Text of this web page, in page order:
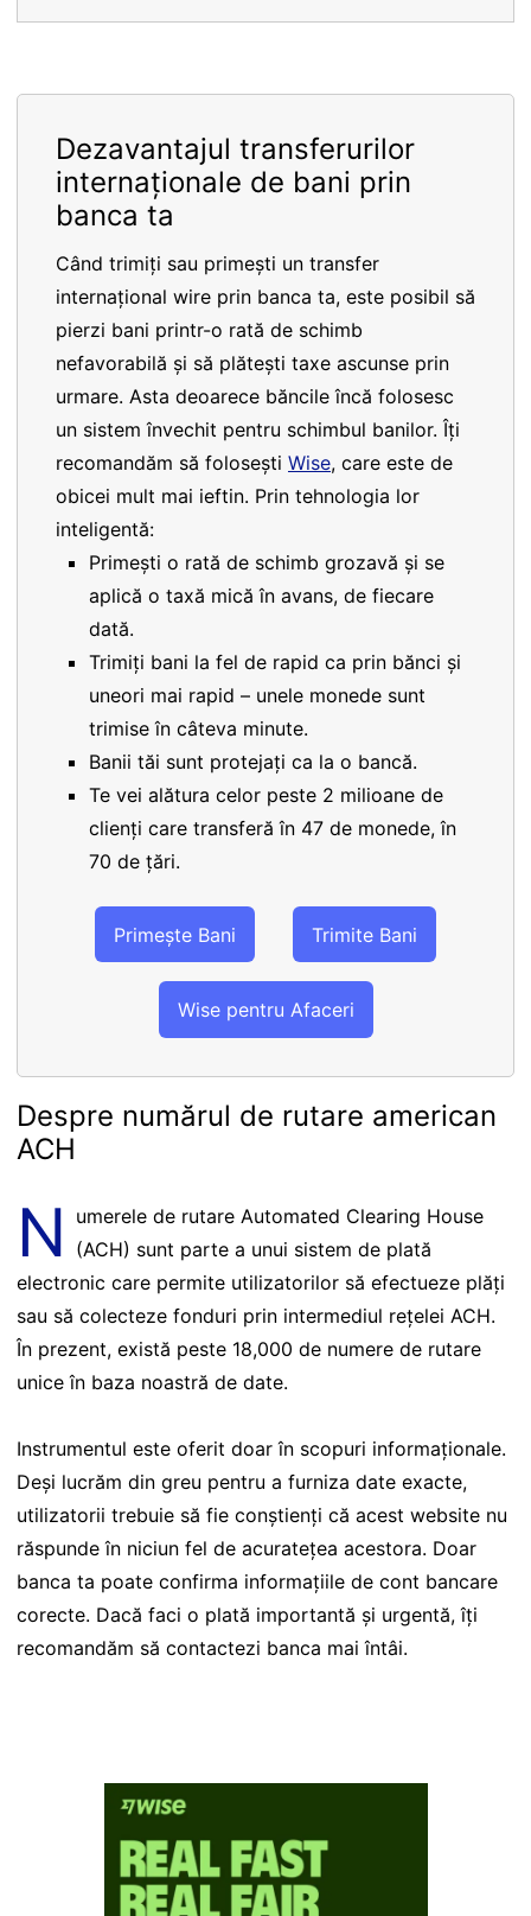
Dezavantajul transferurilor
internaționale de bani prin
banca ta
Când trimiți sau primești un transfer
internațional wire prin banca ta, este posibil să
pierzi bani printr-o rată de schimb
nefavorabilă și să plătești taxe ascunse prin
urmare. Asta deoarece băncile încă folosesc
un sistem învechit pentru schimbul banilor. Îți
recomandăm să folosești Wise, care este de
obicei mult mai ieftin. Prin tehnologia lor
inteligentă:
Primești o rată de schimb grozavă și se
aplică o taxă mică în avans, de fiecare
dată.
Trimiți bani la fel de rapid ca prin bănci și
uneori mai rapid – unele monede sunt
trimise în câteva minute.
Banii tăi sunt protejați ca la o bancă.
Te vei alătura celor peste 2 milioane de
clienți care transferă în 47 de monede, în
70 de țări.
Primește Bani Trimite Bani
Wise pentru Afaceri
Despre numărul de rutare american
ACH
N
umerele de rutare Automated Clearing House
(ACH) sunt parte a unui sistem de plată
electronic care permite utilizatorilor să efectueze plăți
sau să colecteze fonduri prin intermediul rețelei ACH.
În prezent, există peste 18,000 de numere de rutare
unice în baza noastră de date.
Instrumentul este oferit doar în scopuri informaționale.
Deși lucrăm din greu pentru a furniza date exacte,
utilizatorii trebuie să fie conștienți că acest website nu
răspunde în niciun fel de acuratețea acestora. Doar
banca ta poate confirma informațiile de cont bancare
corecte. Dacă faci o plată importantă și urgentă, îți
recomandăm să contactezi banca mai întâi.